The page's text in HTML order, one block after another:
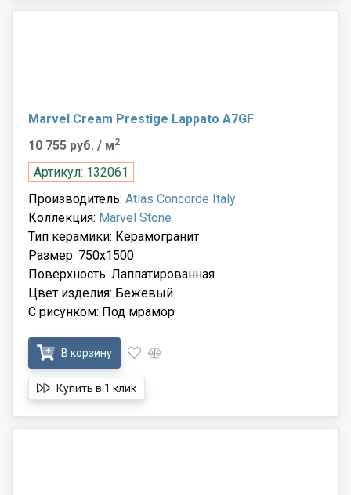
Marvel Cream Prestige Lappato A7GF
10 755 руб. / м2
Артикул: 132061
Производитель: Atlas Concorde Italy
Коллекция: Marvel Stone
Тип керамики: Керамогранит
Размер: 750x1500
Поверхность: Лаппатированная
Цвет изделия: Бежевый
С рисунком: Под мрамор
В корзину
Купить в 1 клик